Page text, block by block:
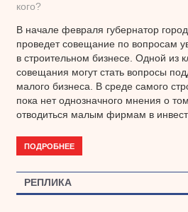
кого?
В начале февраля губернатор
проведет совещание по вопросам
в строительном бизнесе. Одной из
совещания могут стать вопросы
малого бизнеса. В среде самого
пока нет однозначного мнения о
отводиться малым фирмам в
ПОДРОБНЕЕ
РЕПЛИКА